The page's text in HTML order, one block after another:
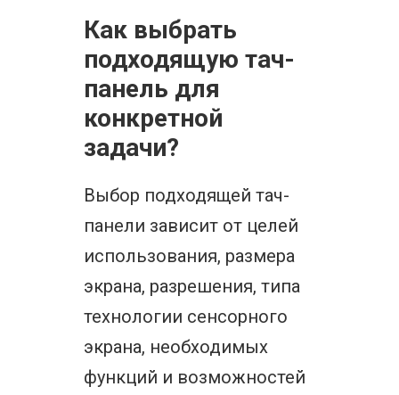
Как выбрать
подходящую тач-
панель для
конкретной
задачи?
Выбор подходящей тач-
панели зависит от целей
использования, размера
экрана, разрешения, типа
технологии сенсорного
экрана, необходимых
функций и возможностей